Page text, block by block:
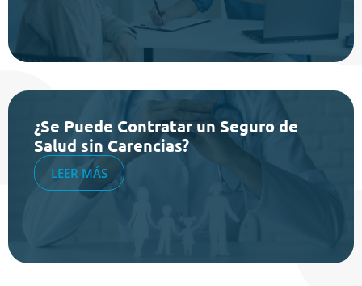
¿Se Puede Contratar un Seguro de
Salud sin Carencias?
LEER MÁS